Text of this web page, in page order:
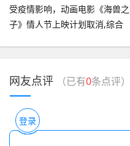
受疫情影响，动画电影《海兽之
子》情人节上映计划取消,综合
网友点评 （已有0条点评）
登录